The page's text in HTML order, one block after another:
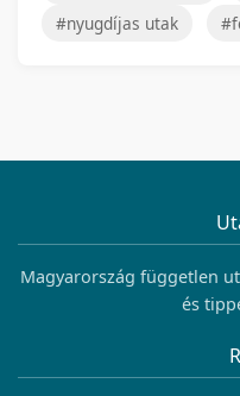
#nyugdíjas utak
Magyarország független
és